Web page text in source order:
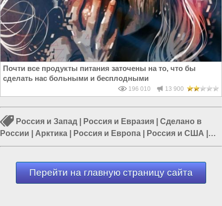
Почти все продукты питания заточены на то, что бы
сделать нас больными и бесплодными
196 010 13 900
Россия и Запад Россия и Евразия
Сделано в
России
Арктика Россия и Европа Россия и США
Россия и Китай
Перейти на главную страницу сайта